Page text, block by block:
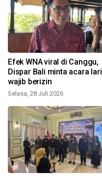
Efek WNA viral di Canggu,
Dispar Bali minta acara lari
wajib berizin
Selasa, 28 Juli 2026